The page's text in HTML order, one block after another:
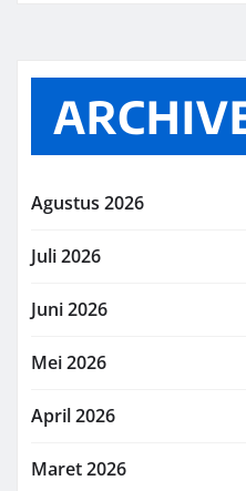
Agustus 2026
Juli 2026
Juni 2026
Mei 2026
April 2026
Maret 2026